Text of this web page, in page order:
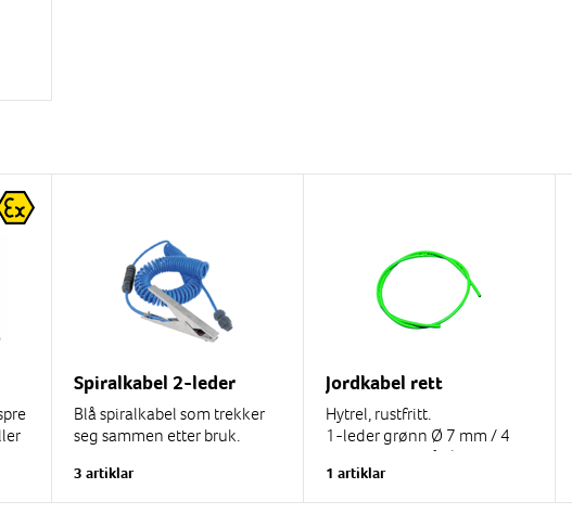
Spiralkabel 2-leder
Blå spiralkabel som trekker
seg sammen etter bruk.
motstand med høy
mekanisk holdbarhet.
3 artiklar
Jordkabel rett
Hytrel, rustfritt.
1-leder grønn Ø 7 mm / 4
mm. 2-leder blå Ø 8 mm / 1
mm.
1 artiklar